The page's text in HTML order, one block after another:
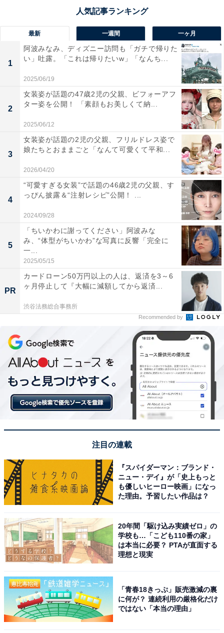
最新 一週間 一ヶ月
1
阿波みなみ、ディズニー訪問も「ガチで帰りた
い」吐露。「これは帰りたいw」「なんち...
2025/06/19
2
女装姿が話題の47歳2児の父親、ビフォーアフ
ター姿を公開！ 「素顔もお美しくて納...
2025/06/12
3
女装姿が話題の2児の父親、フリルドレス姿で
娘たちとおままごと「なんて可愛くて平和...
2026/04/20
4
“可愛すぎる女装”で話題の46歳2児の父親、す
っぴん披露＆“注射レシピ”公開！ ...
2024/09/28
5
「ちいかわに謝ってください」阿波みな
み、“体型がちいかわ”な写真に反響「完全に
一...
2025/05/15
PR
カードローン50万円以上の人は、返済を3～6
ヶ月停止して『大幅に減額してから返済...
渋谷法務総合事務所
Recommended by
注目の連載
『スパイダーマン：ブランド・
ニュー・デイ』が「史上もっと
も優しいヒーロー映画」になっ
た理由。予習したい作品は？
20年間「駆け込み実績ゼロ」の
学校も…「こども110番の家」
は本当に必要？ PTAが直面する
理想と現実
「青春18きっぷ」販売激減の裏
に何が？ 連続利用の厳格化だけ
ではない「本当の理由」